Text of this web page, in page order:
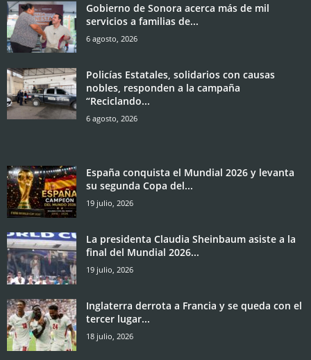
Gobierno de Sonora acerca más de mil
servicios a familias de...
6 agosto, 2026
Policías Estatales, solidarios con causas
nobles, responden a la campaña
“Reciclando...
6 agosto, 2026
España conquista el Mundial 2026 y levanta
su segunda Copa del...
19 julio, 2026
La presidenta Claudia Sheinbaum asiste a la
final del Mundial 2026...
19 julio, 2026
Inglaterra derrota a Francia y se queda con el
tercer lugar...
18 julio, 2026